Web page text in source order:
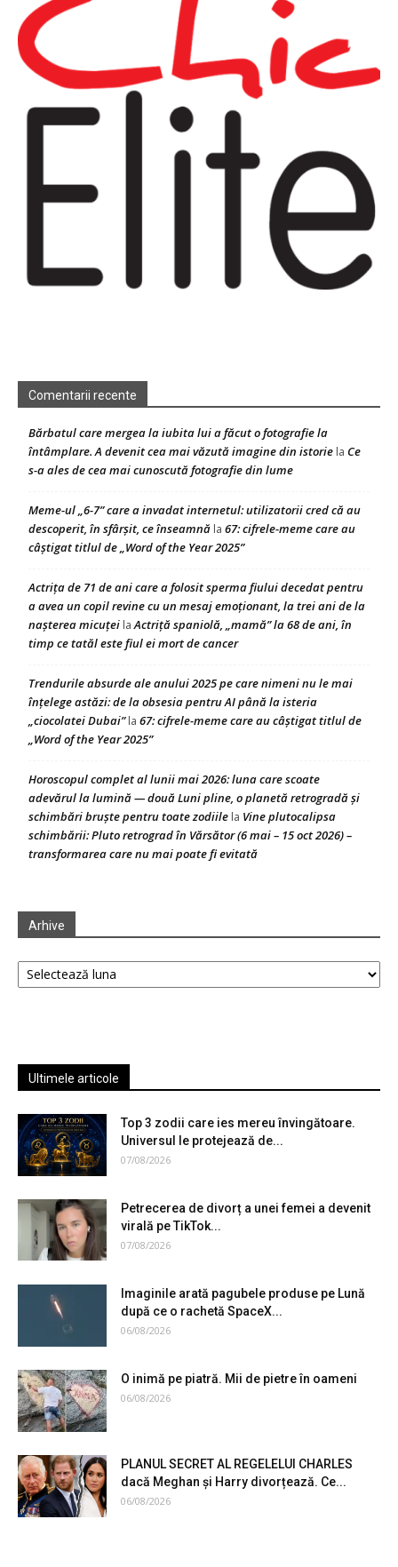
Comentarii recente
Bărbatul care mergea la iubita lui a făcut o fotografie la
întâmplare. A devenit cea mai văzută imagine din istorie la Ce
s-a ales de cea mai cunoscută fotografie din lume
Meme-ul „6-7” care a invadat internetul: utilizatorii cred că au
descoperit, în sfârșit, ce înseamnă la 67: cifrele-meme care au
câștigat titlul de „Word of the Year 2025”
Actrița de 71 de ani care a folosit sperma fiului decedat pentru
a avea un copil revine cu un mesaj emoționant, la trei ani de la
nașterea micuței laActriță spaniolă, „mamă” la 68 de ani, în
timp ce tatăl este fiul ei mort de cancer
Trendurile absurde ale anului 2025 pe care nimeni nu le mai
înțelege astăzi: de la obsesia pentru AI până la isteria
„ciocolatei Dubai”la 67: cifrele-meme care au câștigat titlul de
„Word of the Year 2025”
Horoscopul complet al lunii mai 2026: luna care scoate
adevărul la lumină — două Luni pline, o planetă retrogradă și
schimbări bruște pentru toate zodiile la Vine plutocalipsa
schimbării: Pluto retrograd în Vărsător (6 mai – 15 oct 2026) –
transformarea care nu mai poate fi evitată
Arhive
Arhive
Ultimele articole
Top 3 zodii care ies mereu învingătoare.
Universul le protejează de...
07/08/2026
Petrecerea de divorț a unei femei a devenit
virală pe TikTok...
07/08/2026
Imaginile arată pagubele produse pe Lună
după ce o rachetă SpaceX...
06/08/2026
O inimă pe piatră. Mii de pietre în oameni
06/08/2026
PLANUL SECRET AL REGELELUI CHARLES
dacă Meghan și Harry divorțează. Ce...
06/08/2026